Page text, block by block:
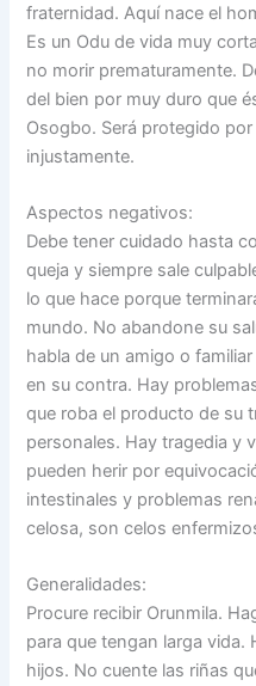
fraternidad. Aquí nace el
Es un Odu de vida muy
no morir prematuramente.
del bien por muy duro que
Osogbo. Será protegido
injustamente.
Aspectos negativos:
Debe tener cuidado hasta
queja y siempre sale
lo que hace porque
mundo. No abandone su
habla de un amigo o
en su contra. Hay
que roba el producto de su
personales. Hay tragedia y
pueden herir por
intestinales y problemas
celosa, son celos
Generalidades:
Procure recibir Orunmila.
para que tengan larga vida.
hijos. No cuente las riñas